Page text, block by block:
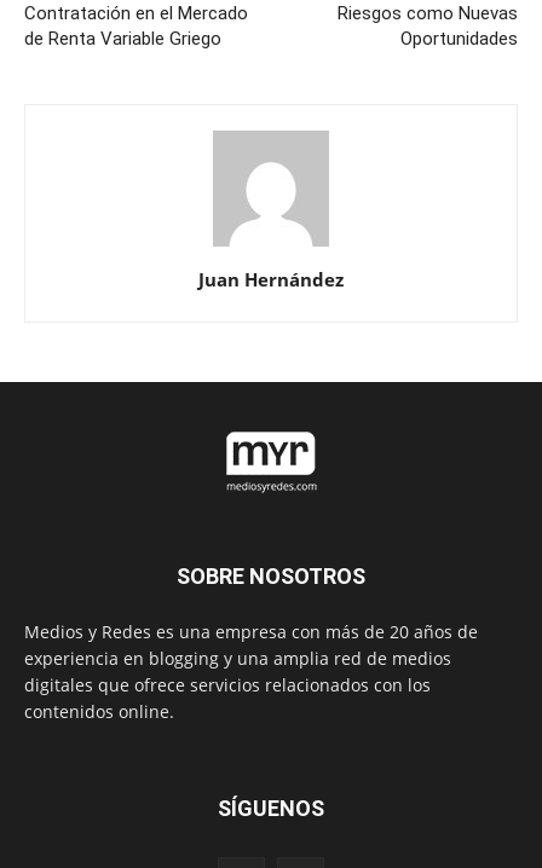
Contratación en el Mercado
de Renta Variable Griego
Riesgos como Nuevas
Oportunidades
Juan Hernández
SOBRE NOSOTROS
Medios y Redes es una empresa con más de 20 años de
experiencia en blogging y una amplia red de medios
digitales que ofrece servicios relacionados con los
contenidos online.
SÍGUENOS